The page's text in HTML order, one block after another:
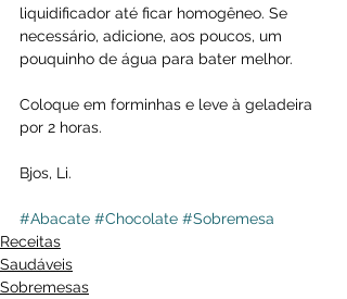
liquidificador até ficar homogêneo. Se
necessário, adicione, aos poucos, um
pouquinho de água para bater melhor.
Coloque em forminhas e leve à geladeira
por 2 horas.
Bjos, Li.
#Abacate #Chocolate #Sobremesa
Receitas
Saudáveis
Sobremesas